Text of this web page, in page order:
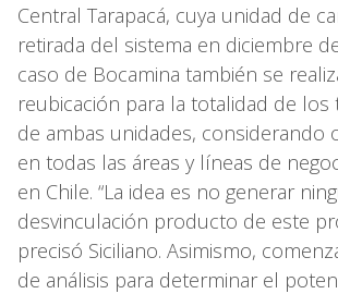
Central Tarapacá, cuya unidad de
retirada del sistema en diciembre
caso de Bocamina también se
reubicación para la totalidad de los
de ambas unidades, considerando
en todas las áreas y líneas de
en Chile. “La idea es no generar
desvinculación producto de este
precisó Siciliano. Asimismo,
de análisis para determinar el